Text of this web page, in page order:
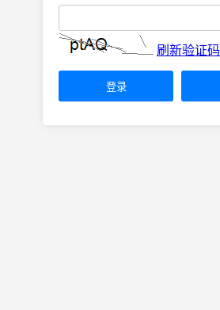
刷新验证码